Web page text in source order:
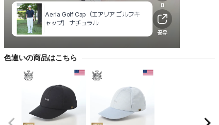
色違いの商品はこちら